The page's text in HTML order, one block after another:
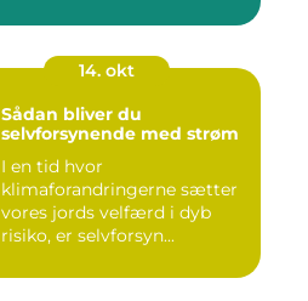
14. okt
Sådan bliver du
selvforsynende med strøm
I en tid hvor
klimaforandringerne sætter
vores jords velfærd i dyb
risiko, er selvforsyn...